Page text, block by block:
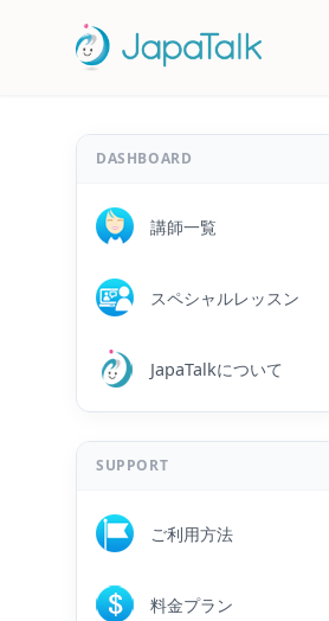
DASHBOARD
講師一覧
スペシャルレッスン
JapaTalkについて
SUPPORT
ご利用方法
料金プラン